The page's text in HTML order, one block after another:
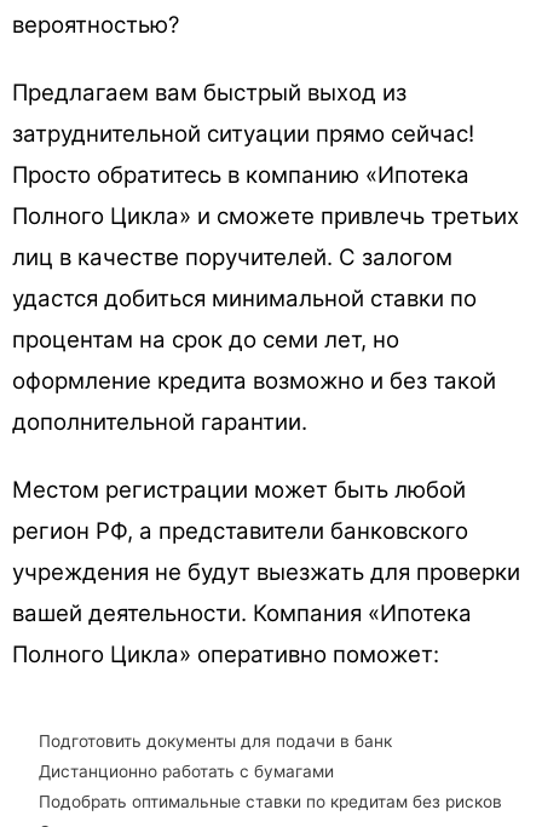
вероятностью?
Предлагаем вам быстрый выход из
затруднительной ситуации прямо сейчас!
Просто обратитесь в компанию «Ипотека
Полного Цикла» и сможете привлечь третьих
лиц в качестве поручителей. С залогом
удастся добиться минимальной ставки по
процентам на срок до семи лет, но
оформление кредита возможно и без такой
дополнительной гарантии.
Местом регистрации может быть любой
регион РФ, а представители банковского
учреждения не будут выезжать для проверки
вашей деятельности. Компания «Ипотека
Полного Цикла» оперативно поможет:
Подготовить документы для подачи в банк
Дистанционно работать с бумагами
Подобрать оптимальные ставки по кредитам без рисков